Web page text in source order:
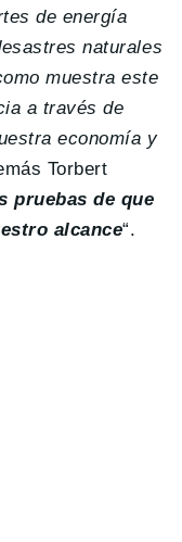
de energía
naturales
muestra este
a través de
economía y
Torbert
pruebas de que
alcance“.